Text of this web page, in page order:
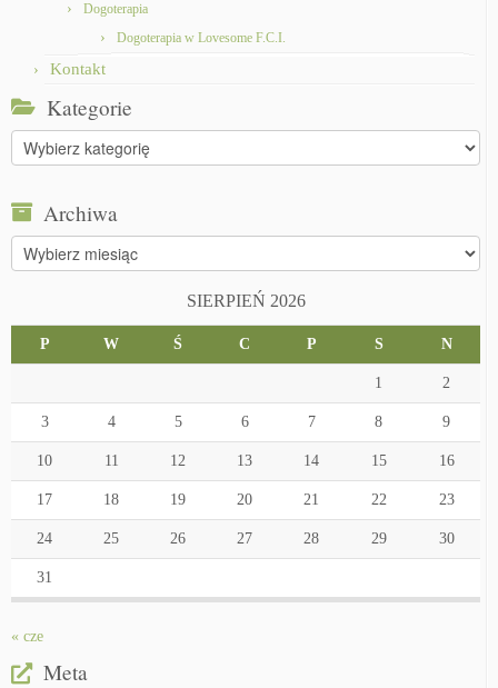
Dogoterapia
Dogoterapia w Lovesome F.C.I.
Kontakt
Kategorie
Kategorie
Archiwa
Archiwa
SIERPIEŃ 2026
P W Ś C P S N
1 2
3 4 5 6 7 8 9
10 11 12 13 14 15 16
17 18 19 20 21 22 23
24 25 26 27 28 29 30
31
« cze
Meta